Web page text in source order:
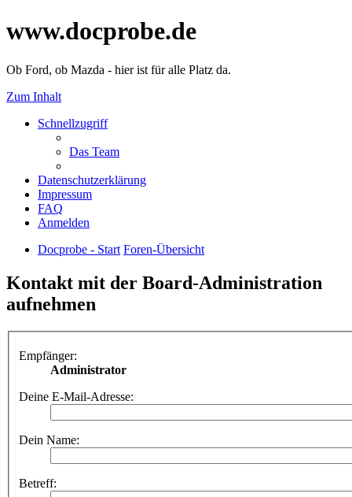
www.docprobe.de
Ob Ford, ob Mazda - hier ist für alle Platz da.
Zum Inhalt
Schnellzugriff
Das Team
Datenschutzerklärung
Impressum
FAQ
Anmelden
Docprobe - Start Foren-Übersicht
Kontakt mit der Board-Administration
aufnehmen
Empfänger:
Administrator
Deine E-Mail-Adresse:
Dein Name:
Betreff: